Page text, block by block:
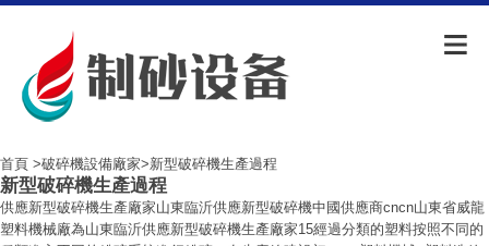
首頁 >破碎機設備廠家>新型破碎機生產過程
新型破碎機生產過程
供應新型破碎機生產廠家山東臨沂供應新型破碎機中國供應商cncn山東省威龍
塑料機械廠為山東臨沂供應新型破碎機生產廠家15經過分類的塑料按照不同的